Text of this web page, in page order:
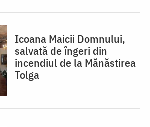
Icoana Maicii Domnului,
salvată de îngeri din
incendiul de la Mănăstirea
Tolga